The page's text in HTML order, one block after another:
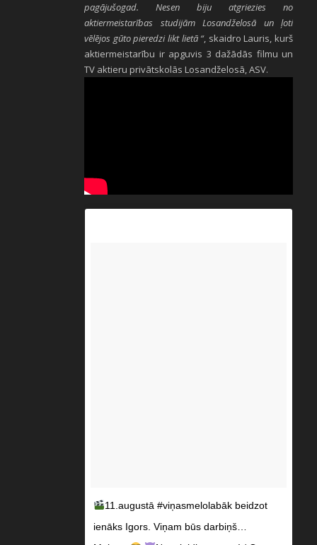
pagājušogad. Nesen biju atgriezies no
aktiermeistarības studijām Losandželosā un ļoti
vēlējos gūto pieredzi likt lietā “, skaidro Lauris, kurš
aktiermeistarību ir apguvis 3 dažādās filmu un
TV aktieru privātskolās Losandželosā, ASV.
11.augustā #viņasmelolabāk beidzot
ienāks Igors. Viņam būs darbiņš…